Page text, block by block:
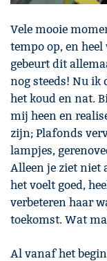
Vele mooie
tempo op, en
gebeurt dit
nog steeds! Nu
het koud en nat.
mij heen en
zijn; Plafonds
lampjes,
Alleen je ziet niet
het voelt goed,
verbeteren haar
toekomst. Wat
Al vanaf het